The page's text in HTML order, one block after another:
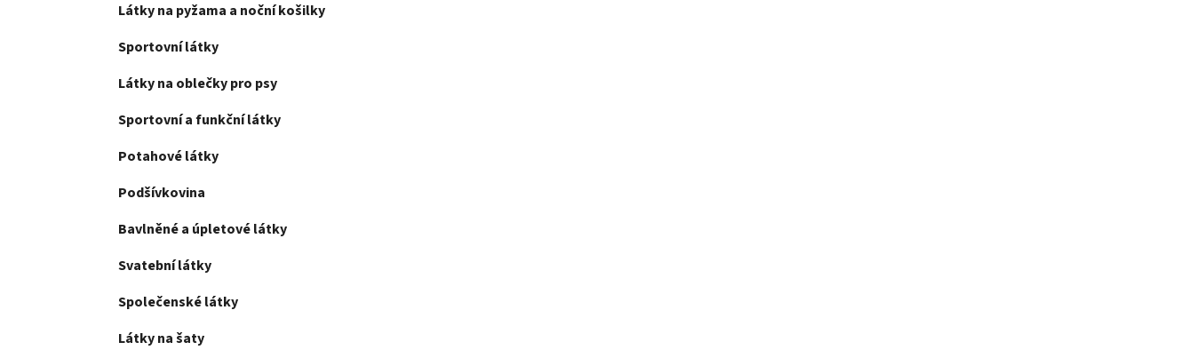
Látky na pyžama a noční košilky
Sportovní látky
Látky na oblečky pro psy
Sportovní a funkční látky
Potahové látky
Podšívkovina
Bavlněné a úpletové látky
Svatební látky
Společenské látky
Látky na šaty